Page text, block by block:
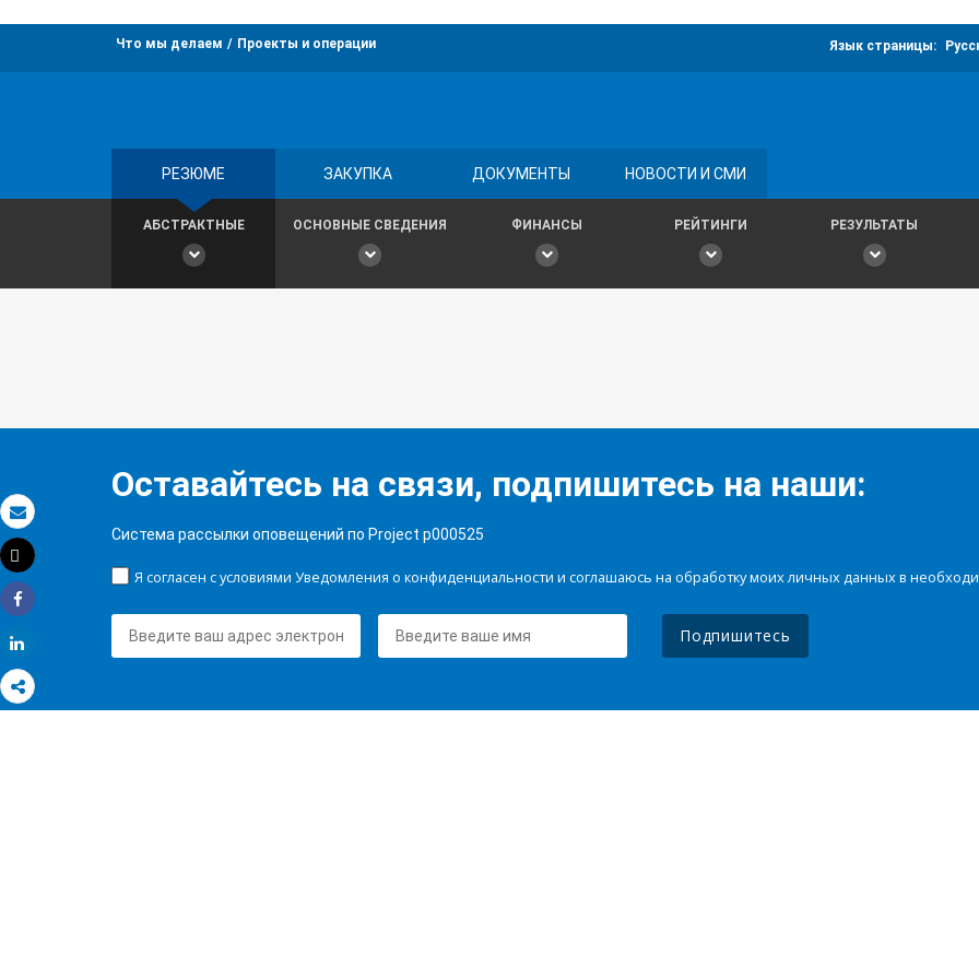
Электронная почта
Распечатать
Tweet
Share
Что мы делаем Проекты и операции Язык страницы:
РЕЗЮМЕ ЗАКУПКА ДОКУМЕНТЫ НОВОСТИ И СМИ
АБСТРАКТНЫЕ ОСНОВНЫЕ СВЕДЕНИЯ ФИНАНСЫ РЕЙТИНГИ РЕЗУЛЬТАТЫ
Оставайтесь на связи, подпишитесь на наши:
Система рассылки оповещений по Project p000525
Я согласен с условиями Уведомления о конфиденциальности и соглашаюсь на обработку моих личных данных в
Подпишитесь